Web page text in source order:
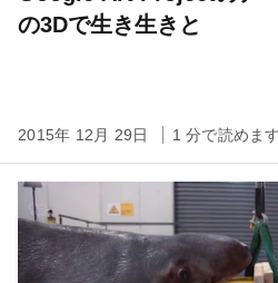
の3Dで生き生きと
2015年 12月 29日 1 分で読めます